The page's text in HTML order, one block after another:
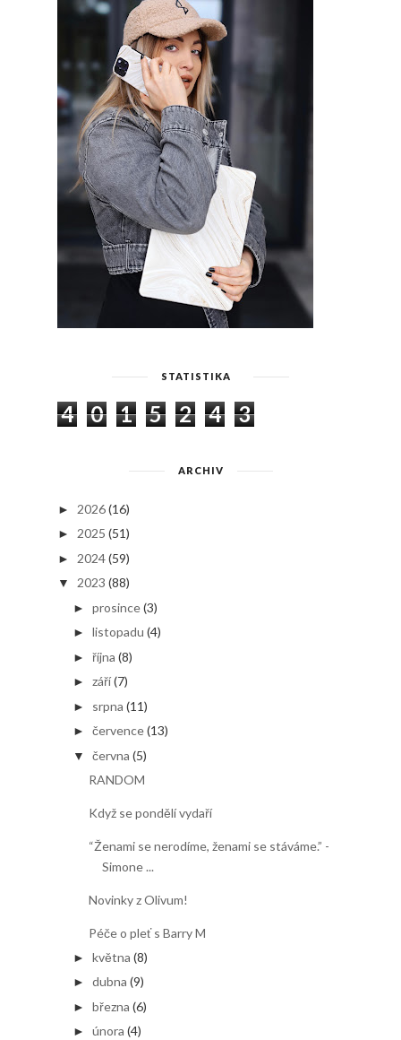
STATISTIKA
4 0 1 5 2 4 3
ARCHIV
► 2026(16)
► 2025 (51)
► 2024(59)
▼ 2023 (88)
► prosince(3)
► listopadu (4)
► října (8)
► září(7)
► srpna (11)
► července(13)
▼ června (5)
RANDOM
Když se pondělí vydaří
“Ženami se nerodíme, ženami se stáváme.” -
Simone ...
Novinky z Olivum!
Péče o pleť s Barry M
► května (8)
► dubna (9)
► března (6)
► února (4)